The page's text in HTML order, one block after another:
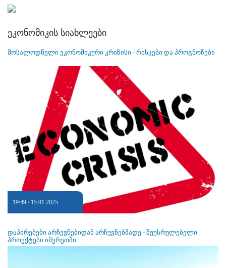
ეკონომიკის სიახლეები
მოსალოდნელი ეკონომიკური კრიზისი - რისკები და პროგნოზები
19:49 / 15.01.2025
დაპირებები არჩევნებიდან არჩევნებმადე - შეუსრულებელი
პროექტები იმერეთში